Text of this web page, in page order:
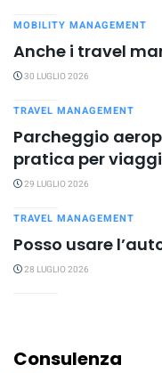
MOBILITY MANAGEMENT
Anche i travel
30 LUGLIO 2026
TRAVEL MANAGEMENT
Parcheggio
pratica per
29 LUGLIO 2026
TRAVEL MANAGEMENT
Posso usare
28 LUGLIO 2026
Consulenza